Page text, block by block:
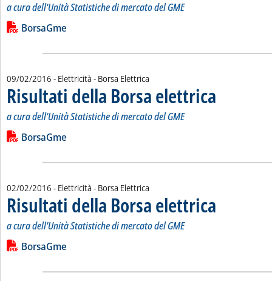
a cura dell'Unità Statistiche di mercato del GME
Leggi tutta la notizia: 'Risultati della Borsa elettrica'
Lista allegati PDF alla notizia
BorsaGme
09/02/2016 - Elettricità - Borsa Elettrica
Risultati della Borsa elettrica
a cura dell'Unità Statistiche di mercato del GME
Leggi tutta la notizia: 'Risultati della Borsa elettrica'
Lista allegati PDF alla notizia
BorsaGme
02/02/2016 - Elettricità - Borsa Elettrica
Risultati della Borsa elettrica
a cura dell'Unità Statistiche di mercato del GME
Leggi tutta la notizia: 'Risultati della Borsa elettrica'
Lista allegati PDF alla notizia
BorsaGme